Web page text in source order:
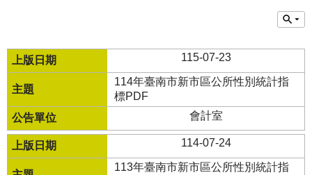
115-07-23
114年臺南市新市區公所性別統計指
標PDF
會計室
114-07-24
113年臺南市新市區公所性別統計指